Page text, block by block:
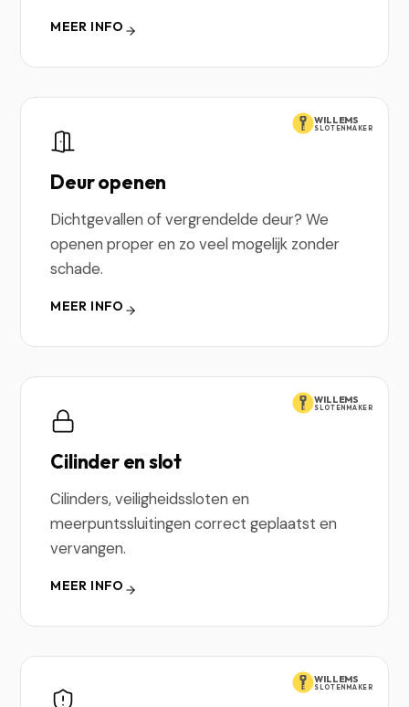
MEER INFO
WILLEMS
SLOTENMAKER
Deur openen
Dichtgevallen of vergrendelde deur? We
openen proper en zo veel mogelijk zonder
schade.
MEER INFO
WILLEMS
SLOTENMAKER
Cilinder en slot
Cilinders, veiligheidssloten en
meerpuntssluitingen correct geplaatst en
vervangen.
MEER INFO
WILLEMS
SLOTENMAKER